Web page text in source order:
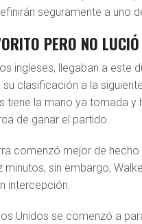
seguramente a uno
PERO NO LUCIÓ
ingleses, llegaban a este
clasificación a la
tiene la mano ya tomada
de ganar el partido.
comenzó mejor de
minutos, sin embargo,
intercepción.
Unidos se comenzó a